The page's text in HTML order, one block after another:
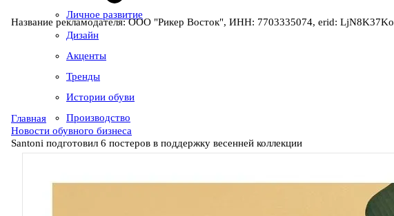
Личное развитие
Дизайн
Акценты
Тренды
Истории обуви
Производство
Название рекламодателя: ООО "Рикер Восток", ИНН: 7703335074, erid: LjN8K37Ko
Главная
Новости обувного бизнеса
Santoni подготовил 6 постеров в поддержку весенней коллекции